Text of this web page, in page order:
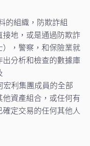
的組織，防欺詐組
地，或是通過防欺詐
，警察，和保險業就
分析和檢查的數據庫
利集團成員的全部
資產組合，或任何有
定交易的任何其他人